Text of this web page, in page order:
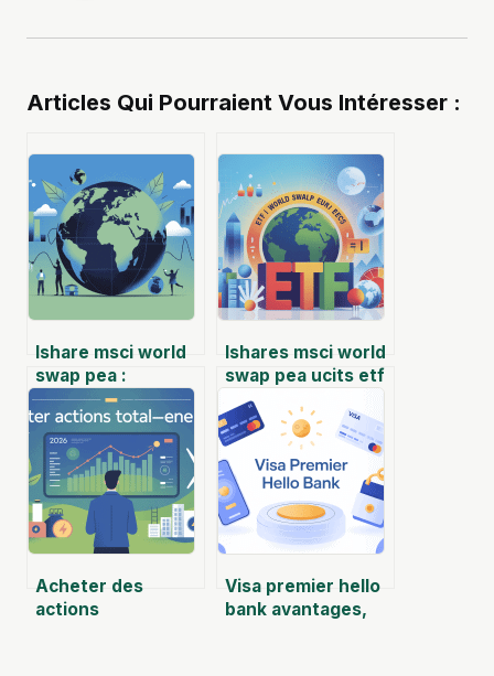
Articles Qui Pourraient Vous Intéresser :
Ishare msci world
swap pea :
comprendre,
comparer et bien
investir
Ishares msci world
swap pea ucits etf
eur acc : le guide
complet pour
investir
Acheter des
actions
Visa premier hello
bank avantages,